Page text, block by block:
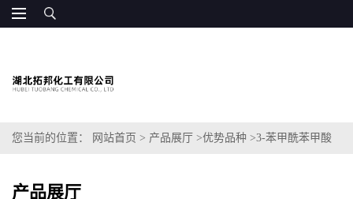
您当前的位置： 网站首页 > 产品展厅 >优势品种 >3-苯甲酰苯甲酸
产品展厅